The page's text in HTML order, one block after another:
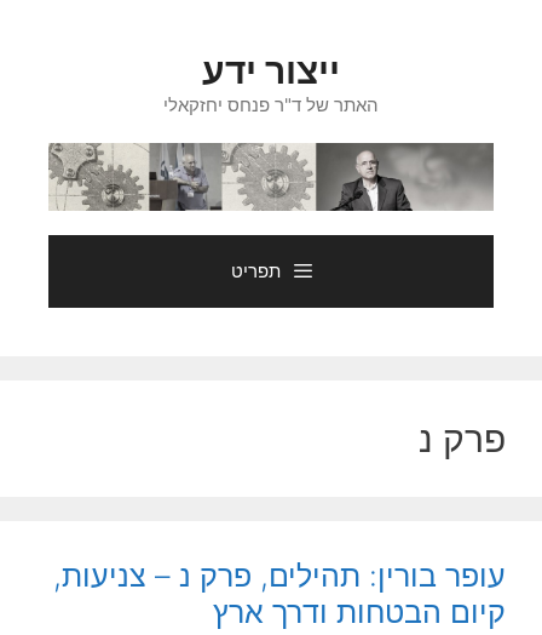
ייצור ידע
האתר של ד"ר פנחס יחזקאלי
תפריט
פרק נ
עופר בורין: תהילים, פרק נ – צניעות,
קיום הבטחות ודרך ארץ